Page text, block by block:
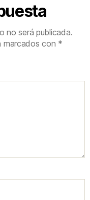
no será publicada.
marcados con *